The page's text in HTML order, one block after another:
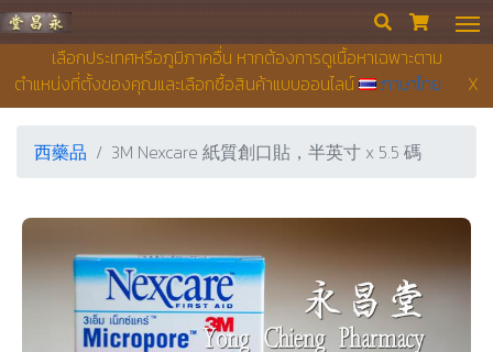
เลือกประเทศหรือภูมิภาคอื่น หากต้องการดูเนื้อหาเฉพาะตาม
ตำแหน่งที่ตั้งของคุณและเลือกซื้อสินค้าแบบออนไลน์
ภาษาไทย X
永昌堂藥店  
西藥品 3M Nexcare 紙質創口貼，半英寸 x 5.5 碼